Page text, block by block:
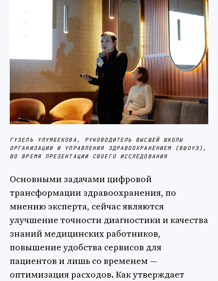
ГУЗЕЛЬ УЛУМБЕКОВА, РУКОВОДИТЕЛЬ ВЫСШЕЙ ШКОЛЫ
ОРГАНИЗАЦИИ И УПРАВЛЕНИЯ ЗДРАВООХРАНЕНИЕМ (ВШОУЗ),
ВО ВРЕМЯ ПРЕЗЕНТАЦИИ СВОЕГО ИССЛЕДОВАНИЯ
Основными задачами цифровой
трансформации здравоохранения, по
мнению эксперта, сейчас являются
улучшение точности диагностики и качества
знаний медицинских работников,
повышение удобства сервисов для
пациентов и лишь со временем —
оптимизация расходов. Как утверждает